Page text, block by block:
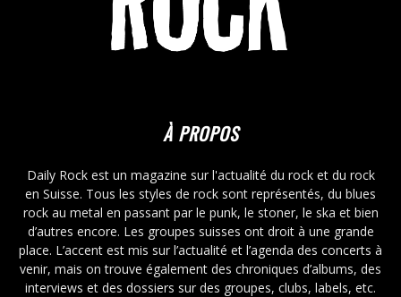
À PROPOS
Daily Rock est un magazine sur l'actualité du rock et du rock
en Suisse. Tous les styles de rock sont représentés, du blues
rock au metal en passant par le punk, le stoner, le ska et bien
d’autres encore. Les groupes suisses ont droit à une grande
place. L’accent est mis sur l’actualité et l’agenda des concerts à
venir, mais on trouve également des chroniques d’albums, des
interviews et des dossiers sur des groupes, clubs, labels, etc.